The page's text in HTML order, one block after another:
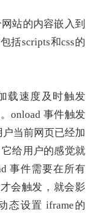
站的内容嵌入到
括scripts和css的
载速度及时触发
onload 事件触发
当前网页已经加
给用户的感觉就
事件需要在所有
会触发，就会影
态设置 iframe的